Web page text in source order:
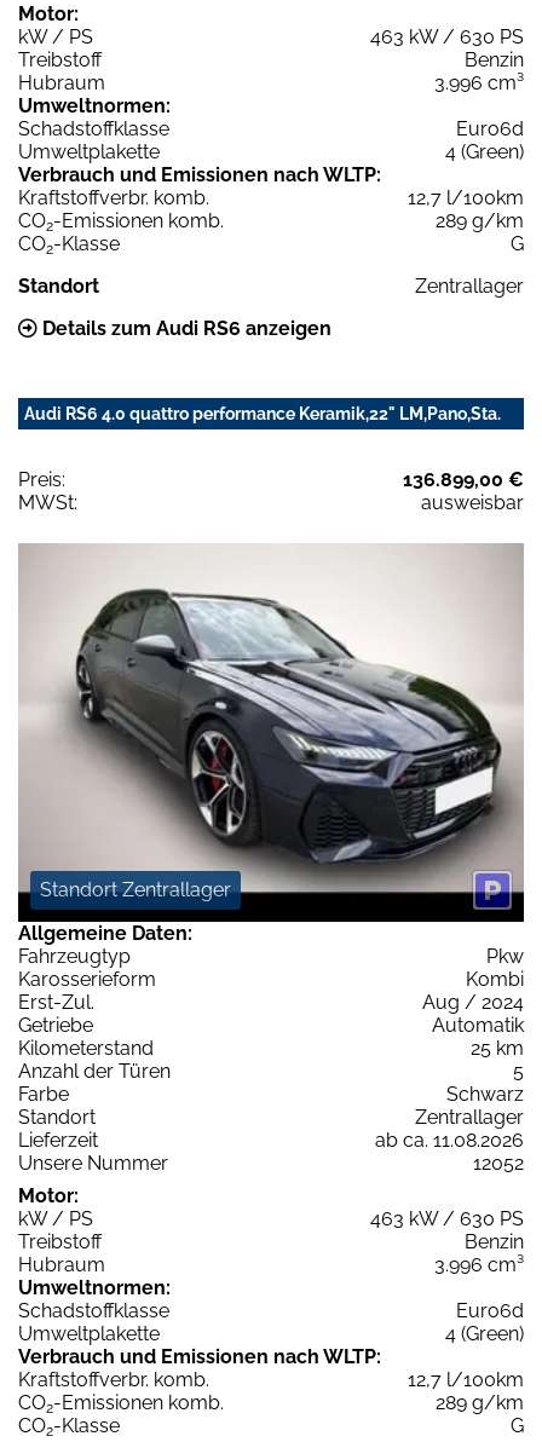
Motor:
kW / PS
463 kW / 630 PS
Treibstoff
Benzin
Hubraum
3.996 cm³
Umweltnormen:
Schadstoffklasse
Euro6d
Umweltplakette
4 (Green)
Verbrauch und Emissionen nach WLTP:
Kraftstoffverbr. komb.
12,7 l/100km
CO2-Emissionen komb.
289 g/km
CO2-Klasse
G
Standort
Zentrallager
Details zum Audi RS6 anzeigen
Audi RS6 4.0 quattro performance Keramik,22" LM,Pano,Sta.
Preis:
136.899,00 €
MWSt:
ausweisbar
Standort Zentrallager
Allgemeine Daten:
Fahrzeugtyp
Pkw
Karosserieform
Kombi
Erst-Zul.
Aug / 2024
Getriebe
Automatik
Kilometerstand
25 km
Anzahl der Türen
5
Farbe
Schwarz
Standort
Zentrallager
Lieferzeit
ab ca. 11.08.2026
Unsere Nummer
12052
Motor:
kW / PS
463 kW / 630 PS
Treibstoff
Benzin
Hubraum
3.996 cm³
Umweltnormen:
Schadstoffklasse
Euro6d
Umweltplakette
4 (Green)
Verbrauch und Emissionen nach WLTP:
Kraftstoffverbr. komb.
12,7 l/100km
CO2-Emissionen komb.
289 g/km
CO2-Klasse
G